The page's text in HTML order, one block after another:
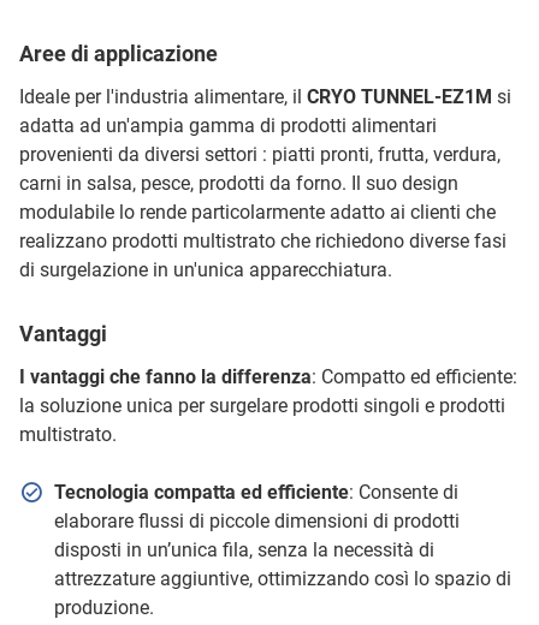
Aree di applicazione
Ideale per l'industria alimentare, il CRYO TUNNEL-EZ1M si
adatta ad un'ampia gamma di prodotti alimentari
provenienti da diversi settori : piatti pronti, frutta, verdura,
carni in salsa, pesce, prodotti da forno. Il suo design
modulabile lo rende particolarmente adatto ai clienti che
realizzano prodotti multistrato che richiedono diverse fasi
di surgelazione in un'unica apparecchiatura.
Vantaggi
I vantaggi che fanno la differenza: Compatto ed efficiente:
la soluzione unica per surgelare prodotti singoli e prodotti
multistrato.
Tecnologia compatta ed efficiente: Consente di
elaborare flussi di piccole dimensioni di prodotti
disposti in un’unica fila, senza la necessità di
attrezzature aggiuntive, ottimizzando così lo spazio di
produzione.